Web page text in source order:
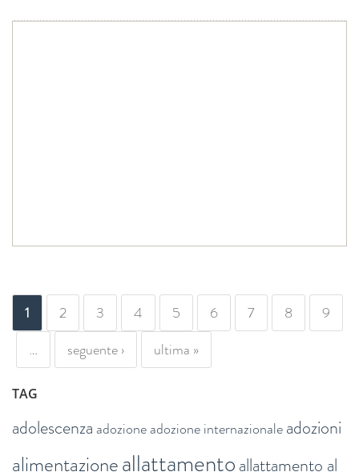
PAGINE
1 2 3 4 5 6 7 8
9
…
seguente › ultima »
TAG
adolescenza adozioneadozione internazionaleadozioni
alimentazioneallattamentoallattamento al